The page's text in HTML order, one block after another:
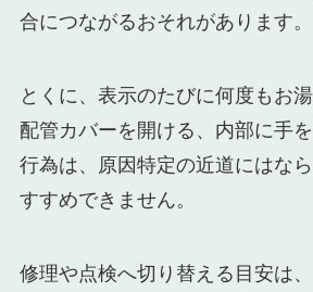
合につながるおそれがあります。
とくに、表示のたびに何度もお
配管カバーを開ける、内部に手
行為は、原因特定の近道にはな
すすめできません。
修理や点検へ切り替える目安は